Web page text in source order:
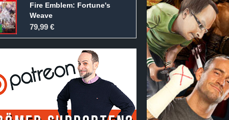
Fire Emblem: Fortune's
Weave
79,99 €